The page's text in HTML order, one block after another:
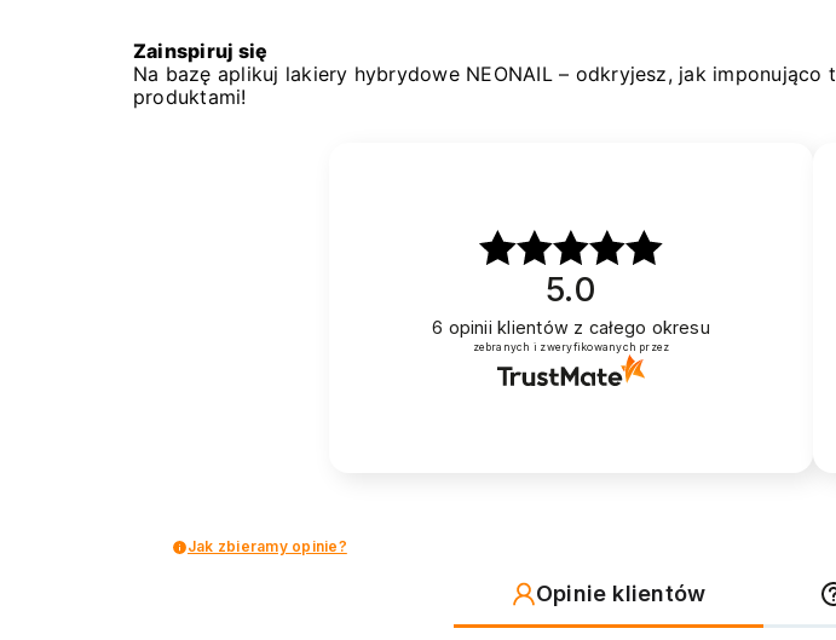
Zainspiruj się
Na bazę aplikuj lakiery hybrydowe NEONAIL – odkryjesz, jak
produktami!
5.0
6 opinii klientów z całego okresu
zebranych i zweryfikowanych przez
Jak zbieramy opinie?
Opinie klientów